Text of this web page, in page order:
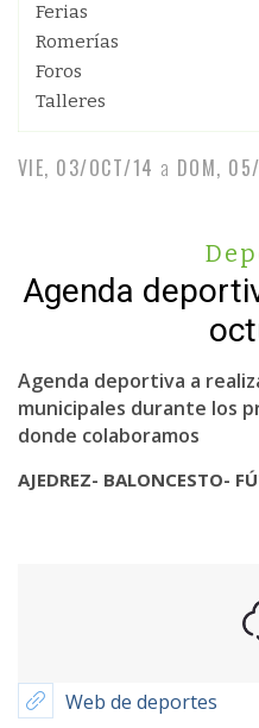
Ferias
Romerías
Foros
Talleres
VIE, 03/OCT/14 a DOM,
Agenda
Agenda deportiva a
municipales durante los
donde colaboramos
AJEDREZ- BALONCESTO-
Web de deportes